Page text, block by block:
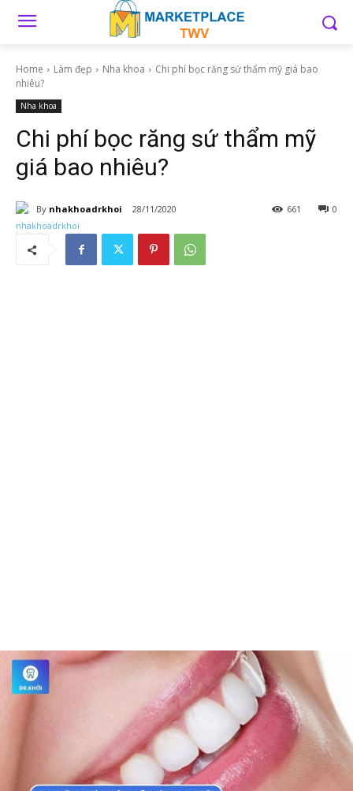
Home Làm đẹp Nha khoa
Chi phí bọc răng sứ thẩm mỹ giá bao
nhiêu?
Nha khoa
Chi phí bọc răng sứ thẩm mỹ
giá bao nhiêu?
By nhakhoadrkhoi 28/11/2020 0
661